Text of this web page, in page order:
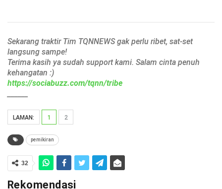
Sekarang traktir Tim TQNNEWS gak perlu ribet, sat-set
langsung sampe!
Terima kasih ya sudah support kami. Salam cinta penuh
kehangatan :)
https://sociabuzz.com/tqnn/tribe
LAMAN: 1 2
pemikiran
32
Rekomendasi